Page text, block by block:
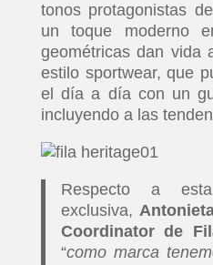
tonos protagonistas
un toque moderno
geométricas dan
estilo sportwear, que
el día a día con un
incluyendo a las
Respecto a
exclusiva,
Coordinator de
“como marca